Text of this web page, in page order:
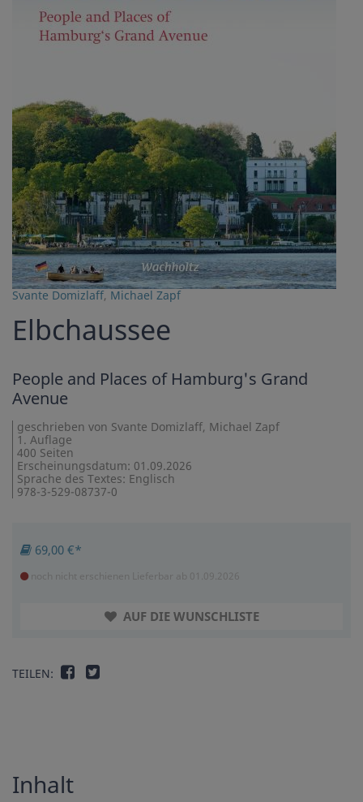
Svante Domizlaff, Michael Zapf
Elbchaussee
People and Places of Hamburg's Grand
Avenue
geschrieben von Svante Domizlaff, Michael Zapf
1. Auflage
400 Seiten
Erscheinungsdatum: 01.09.2026
Sprache des Textes: Englisch
978-3-529-08737-0
69,00 €*
noch nicht erschienen Lieferbar ab 01.09.2026
AUF DIE WUNSCHLISTE
TEILEN:
Inhalt